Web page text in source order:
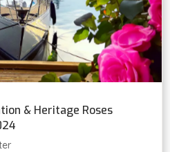
& Heritage Roses